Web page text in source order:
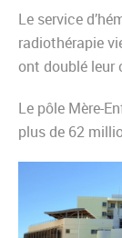
Le service
radiothérapie
ont doublé leur
Le pôle Mère-
plus de 62